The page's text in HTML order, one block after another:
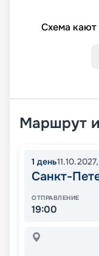
Схема кают
Маршрут
1 день11.10.2027,
Санкт-
ОТПРАВЛЕНИЕ
19:00